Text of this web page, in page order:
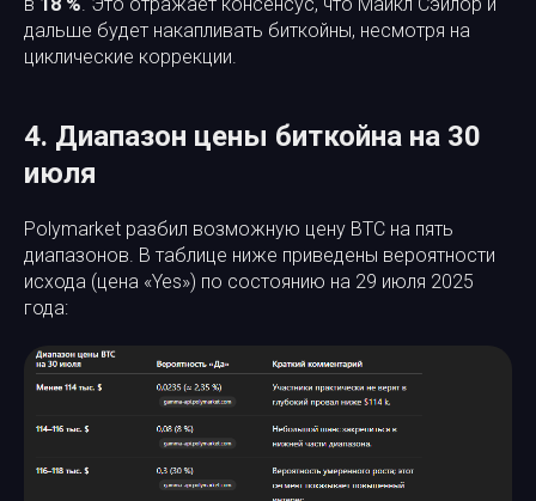
дальше будет накапливать биткойны, несмотря на
циклические коррекции.
4. Диапазон цены биткойна на 30
июля
Polymarket разбил возможную цену BTC на пять
диапазонов. В таблице ниже приведены вероятности
исхода (цена «Yes») по состоянию на 29 июля 2025
года: